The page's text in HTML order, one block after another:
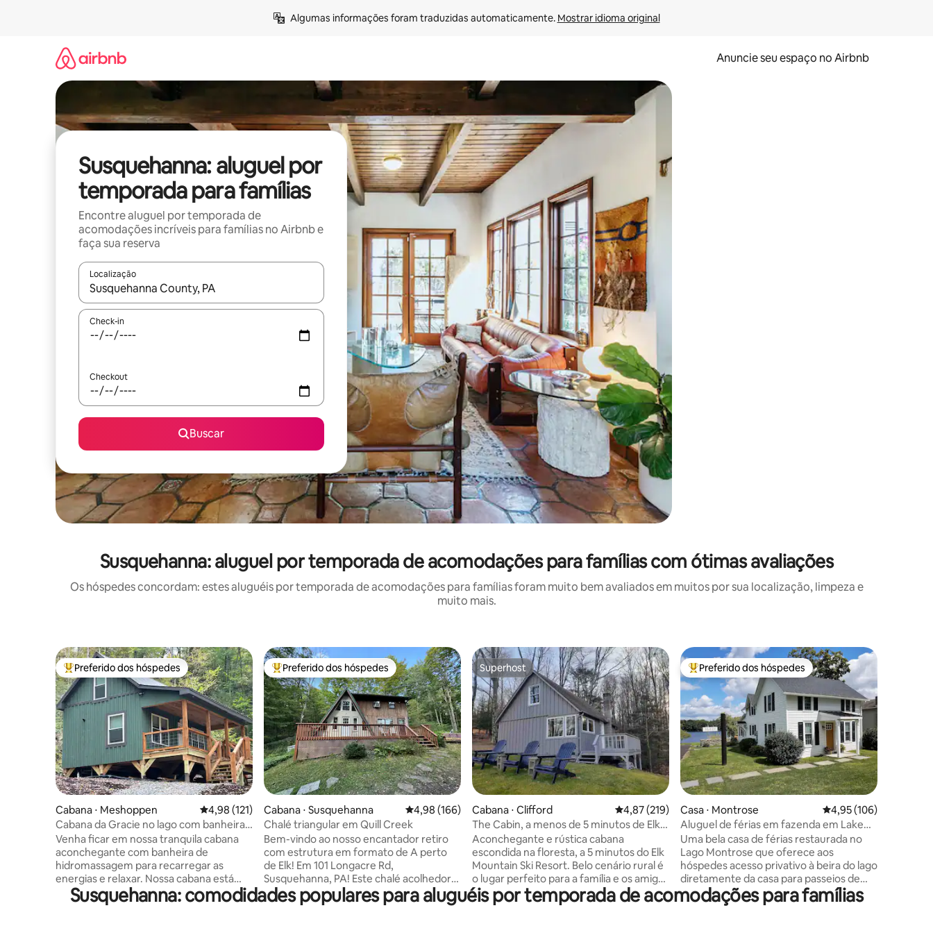
Algumas informações foram traduzidas automaticamente. Mostrar idioma original
Anuncie seu espaço no Airbnb
Susquehanna: aluguel por
temporada para famílias
Encontre aluguel por temporada de
acomodações incríveis para famílias no Airbnb e
faça sua reserva
Localização
Quando os resultados estiverem disponíveis, explore-os usando as seta para cima e para baixo do teclado ou tocando e deslizando o dedo na tela.
Check-in
Checkout
Buscar
Susquehanna: aluguel por temporada de acomodações para famílias com ótimas avaliações
Os hóspedes concordam: estes aluguéis por temporada de acomodações para famílias foram muito bem avaliados em muitos por sua localização, limpeza e
muito mais.
Entre os melhores preferidos dos hóspedes
Preferido dos hóspedes
Cabana ⋅ Meshoppen 4,98 de uma avaliação média de 5, 121 avaliações
4,98 (121)
Cabana da Gracie no lago com banheira
de hidromassagem!
Venha ficar em nossa tranquila cabana
aconchegante com banheira de
hidromassagem para recarregar as
energias e relaxar. Nossa cabana está
localizada em uma estrada rural com
muito pouco tráfego. Você tem fachada
Entre os melhores preferidos dos hóspedes
Preferido dos hóspedes
Cabana ⋅ Susquehanna 4,98 de uma avaliação média de 5, 166 avaliações
4,98 (166)
Chalé triangular em Quill Creek
Bem-vindo ao nosso encantador retiro
com estrutura em formato de A perto
de Elk! Em 101 Longacre Rd,
Susquehanna, PA! Este chalé acolhedor
dispõe de 2 quartos, 1 banheiro, um
espaçoso deck, pátio traseiro e uma
Superhost
Superhost
Cabana ⋅ Clifford 4,87 de uma avaliação média de 5, 219 avaliações
4,87 (219)
The Cabin, a menos de 5 minutos de Elk
Mountain
Aconchegante e rústica cabana
escondida na floresta, a 5 minutos do Elk
Mountain Ski Resort. Belo cenário rural é
o lugar perfeito para a família e os amigos
desfrutarem de uma escapadinha.
Natação, caminhadas e pesca todos
Entre os melhores preferidos dos hóspedes
Preferido dos hóspedes
Casa ⋅ Montrose 4,95 de uma avaliação
4,95 (106)
Aluguel de férias em fazenda em Lake
Montrose
Uma bela casa de férias restaurada no
Lago Montrose que oferece aos
hóspedes acesso privativo à beira do lago
diretamente da casa para passeios de
barco, pesca e natação. Caiaques, uma
canoa, um barco a remo e uma doca de
Susquehanna: comodidades populares para aluguéis por temporada de acomodações para famílias